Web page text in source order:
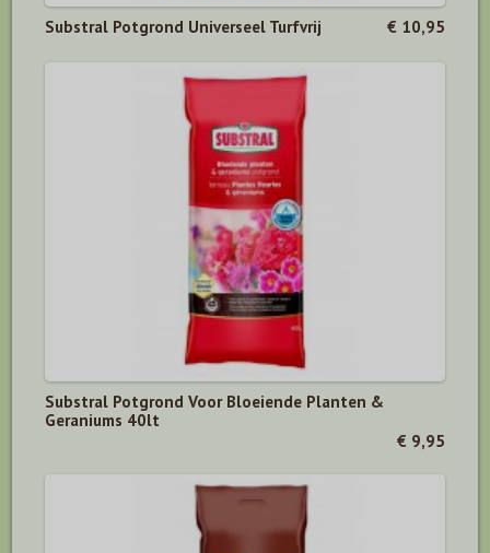
Substral Potgrond Universeel Turfvrij € 10,95
Substral Potgrond Voor Bloeiende Planten &
Geraniums 40lt
€ 9,95